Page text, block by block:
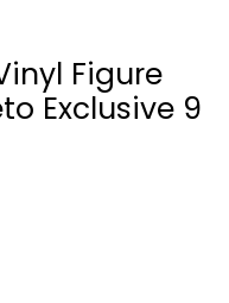
Figure
Exclusive 9